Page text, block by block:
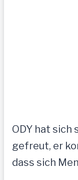
ODY hat sich
gefreut, er
dass sich